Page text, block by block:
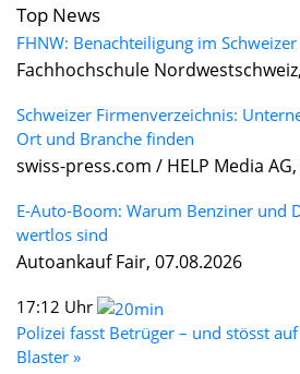
Top News
FHNW: Benachteiligung im
Fachhochschule
Schweizer Firmenverzeichnis:
Ort und Branche finden
swiss-press.com / HELP Media
E-Auto-Boom: Warum Benziner und
wertlos sind
Autoankauf Fair, 07.08.2026
17:12 Uhr
Polizei fasst Betrüger – und stösst
Blaster »